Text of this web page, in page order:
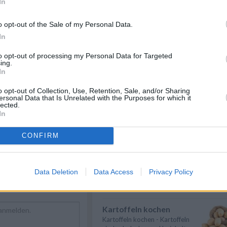
opt-out of the Sale of my Personal Data.
opt-out of processing my Personal Data for Targeted
opt-out of Collection, Use, Retention, Sale, and/or Sharing
Data that Is Unrelated with the Purposes for which it
CONFIRM
Data Deletion Data Access Privacy Policy
Rezepte
/Eier Rezepte/
Rezepte/
Rezepte/
/
Rezepte
Spargel kochen - Hier gibt es
Karfiol kochen
Thema: Wie ... » mehr
erster Linie auf die richtige
Suppen kochen - so gelingt es.
Kartoffeln kochen
Kartoffeln kochen - Kartoffeln